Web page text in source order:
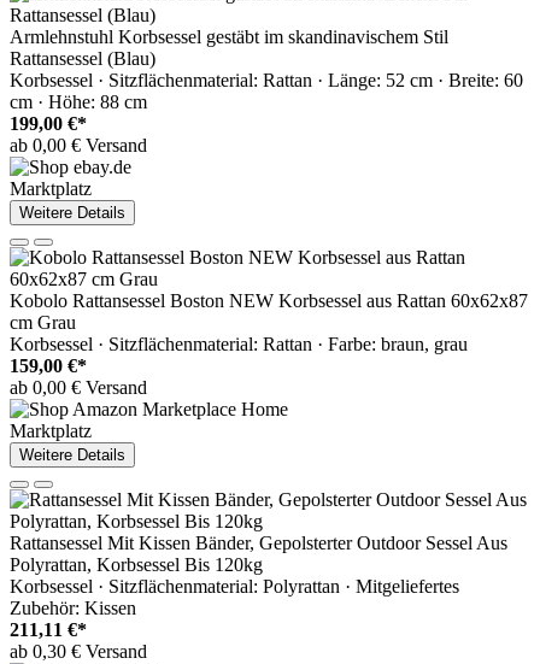
Armlehnstuhl Korbsessel gestäbt im skandinavischem Stil
Rattansessel (Blau)
Korbsessel · Sitzflächenmaterial: Rattan · Länge: 52 cm · Breite: 60
cm · Höhe: 88 cm
199,00 €*
ab 0,00 € Versand
Marktplatz
Weitere Details
Kobolo Rattansessel Boston NEW Korbsessel aus Rattan 60x62x87
cm Grau
Korbsessel · Sitzflächenmaterial: Rattan · Farbe: braun, grau
159,00 €*
ab 0,00 € Versand
Marktplatz
Weitere Details
Rattansessel Mit Kissen Bänder, Gepolsterter Outdoor Sessel Aus
Polyrattan, Korbsessel Bis 120kg
Korbsessel · Sitzflächenmaterial: Polyrattan · Mitgeliefertes
Zubehör: Kissen
211,11 €*
ab 0,30 € Versand